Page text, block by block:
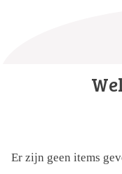
Er zijn geen items